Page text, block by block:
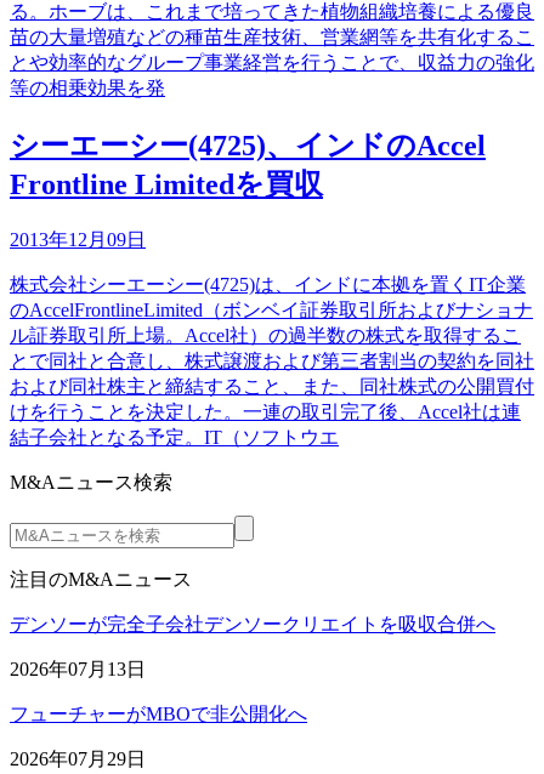
る。ホーブは、これまで培ってきた植物組織培養による優良
苗の大量増殖などの種苗生産技術、営業網等を共有化するこ
とや効率的なグループ事業経営を行うことで、収益力の強化
等の相乗効果を発
シーエーシー(4725)、インドのAccel
Frontline Limitedを買収
2013年12月09日
株式会社シーエーシー(4725)は、インドに本拠を置くIT企業
のAccelFrontlineLimited（ボンベイ証券取引所およびナショナ
ル証券取引所上場。Accel社）の過半数の株式を取得するこ
とで同社と合意し、株式譲渡および第三者割当の契約を同社
および同社株主と締結すること、また、同社株式の公開買付
けを行うことを決定した。一連の取引完了後、Accel社は連
結子会社となる予定。IT（ソフトウエ
M&Aニュース検索
注目のM&Aニュース
デンソーが完全子会社デンソークリエイトを吸収合併へ
2026年07月13日
フューチャーがMBOで非公開化へ
2026年07月29日